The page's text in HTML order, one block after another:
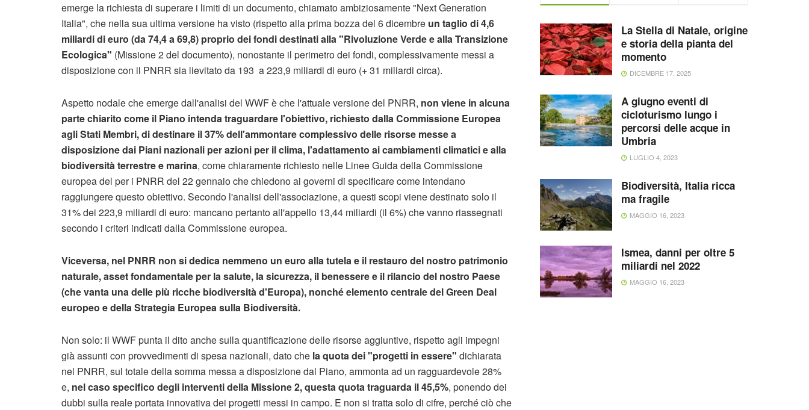
emerge la richiesta di superare i limiti di un documento, chiamato ambiziosamente "Next Generation
Italia", che nella sua ultima versione ha visto (rispetto alla prima bozza del 6 dicembre un taglio di 4,6
miliardi di euro (da 74,4 a 69,8) proprio dei fondi destinati alla "Rivoluzione Verde e alla Transizione
Ecologica" (Missione 2 del documento), nonostante il perimetro dei fondi, complessivamente messi a
disposizione con il PNRR sia lievitato da 193 a 223,9 miliardi di euro (+ 31 miliardi circa).
Aspetto nodale che emerge dall'analisi del WWF è che l'attuale versione del PNRR, non viene in alcuna
parte chiarito come il Piano intenda traguardare l'obiettivo, richiesto dalla Commissione Europea
agli Stati Membri, di destinare il 37% dell'ammontare complessivo delle risorse messe a
disposizione dai Piani nazionali per azioni per il clima, l'adattamento ai cambiamenti climatici e alla
biodiversità terrestre e marina, come chiaramente richiesto nelle Linee Guida della Commissione
europea del per i PNRR del 22 gennaio che chiedono ai governi di specificare come intendano
raggiungere questo obiettivo. Secondo l'analisi dell'associazione, a questi scopi viene destinato solo il
31% dei 223,9 miliardi di euro: mancano pertanto all'appello 13,44 miliardi (il 6%) che vanno riassegnati
secondo i criteri indicati dalla Commissione europea.
Viceversa, nel PNRR non si dedica nemmeno un euro alla tutela e il restauro del nostro patrimonio
naturale, asset fondamentale per la salute, la sicurezza, il benessere e il rilancio del nostro Paese
(che vanta una delle più ricche biodiversità d'Europa), nonché elemento centrale del Green Deal
europeo e della Strategia Europea sulla Biodiversità.
Non solo: il WWF punta il dito anche sulla quantificazione delle risorse aggiuntive, rispetto agli impegni
già assunti con provvedimenti di spesa nazionali, dato che la quota dei "progetti in essere" dichiarata
nel PNRR, sul totale della somma messa a disposizione dal Piano, ammonta ad un ragguardevole 28%
e, nel caso specifico degli interventi della Missione 2, questa quota traguarda il 45,5%, ponendo dei
dubbi sulla reale portata innovativa dei progetti messi in campo. E non si tratta solo di cifre, perché ciò che
La Stella di Natale, origine
e storia della pianta del
momento
DICEMBRE 17, 2025
A giugno eventi di
cicloturismo lungo i
percorsi delle acque in
Umbria
LUGLIO 4, 2023
Biodiversità, Italia ricca
ma fragile
MAGGIO 16, 2023
Ismea, danni per oltre 5
miliardi nel 2022
MAGGIO 16, 2023